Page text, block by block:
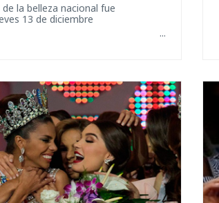
la belleza nacional fue
13 de diciembre